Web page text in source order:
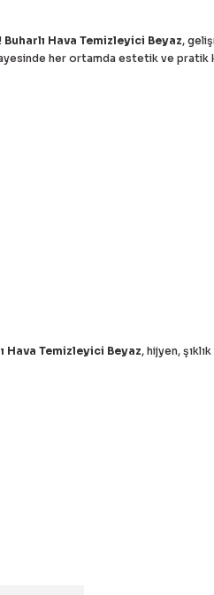
Buharlı Hava Temizleyici Beyaz,
her ortamda estetik ve pratik
Hava Temizleyici Beyaz, hijyen,